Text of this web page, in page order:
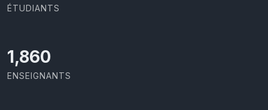
ÉTUDIANTS
1,973
ENSEIGNANTS